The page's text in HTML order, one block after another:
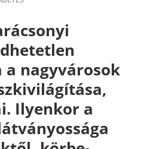
nagyvárosok
Ilyenkor a